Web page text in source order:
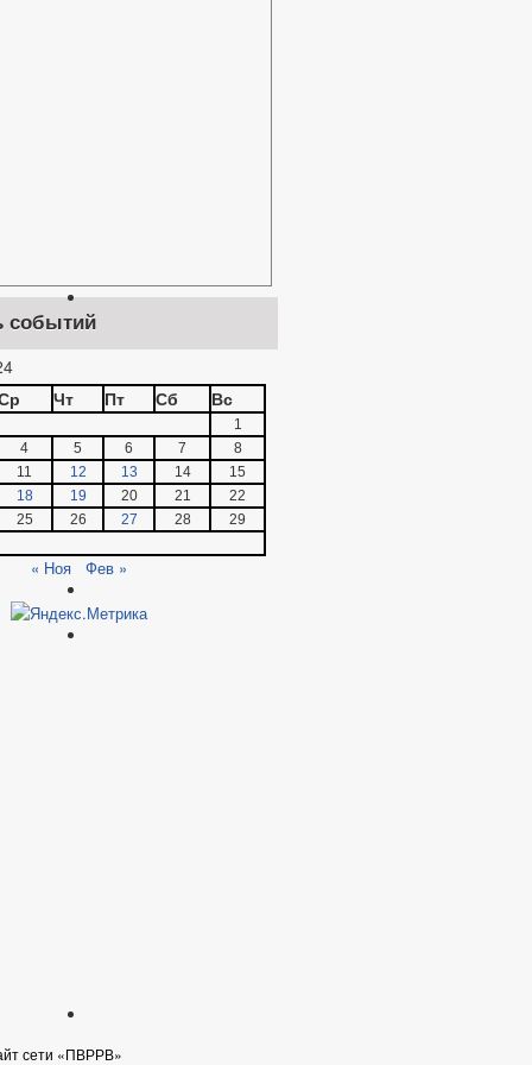
событий
Чт Пт Сб Вс
1
4
5 6 7
8
11
12 13 14
15
18
19 20 21
22
25
26 27 28 29
« Ноя Фев »
сети «ПВРРВ»